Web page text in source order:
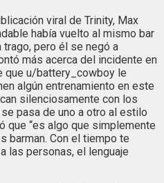
viral de Trinity, Max
había vuelto al mismo bar
pero él se negó a
más acerca del incidente en
que u/battery_cowboy le
algún entrenamiento en este
silenciosamente con los
pasa de uno a otro al estilo
que “es algo que simplemente
barman. Con el tiempo te
las personas, el lenguaje